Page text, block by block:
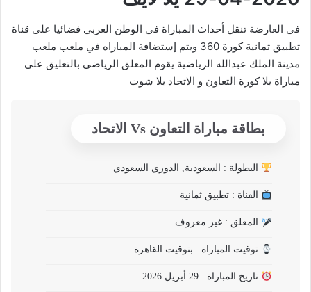
في العارضة تنقل أحداث المباراة في الوطن العربي فضائيا على قناة
تطبيق ثمانية كورة 360 ويتم إستضافة المباراه في ملعب ملعب
مدينة الملك عبدالله الرياضية يقوم المعلق الرياضى بالتعليق على
مباراة يلا كورة التعاون و الاتحاد يلا شوت
بطاقة مباراة التعاون Vs الاتحاد
البطولة : السعودية, الدوري السعودي
القناة : تطبيق ثمانية
المعلق : غير معروف
توقيت المباراة : بتوقيت القاهرة
تاريخ المباراة : 29 أبريل 2026